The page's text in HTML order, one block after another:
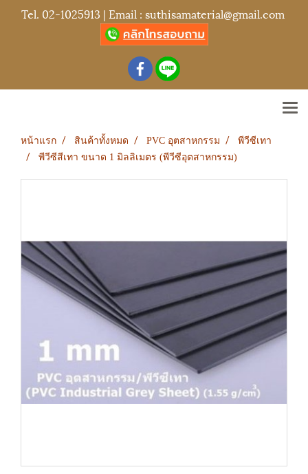
Tel. 02-1025913 | Email : suthisamaterial@gmail.com
หน้าแรก สินค้าทั้งหมด PVC อุตสาหกรรม
พีวีซีเทา
พีวีซีสีเทา ขนาด 1 มิลลิเมตร (พีวีซีอุตสาหกรรม)